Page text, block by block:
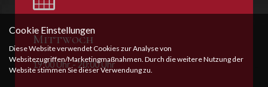
Cookie Einstellungen
Diese Website verwendet Cookies zur Analyse von
Websitezugriffen/Marketingmaßnahmen. Durch die weitere Nutzung der
Website stimmen Sie dieser Verwendung zu.
Mittwoch
19:00 Uhr - 20:00 Uhr